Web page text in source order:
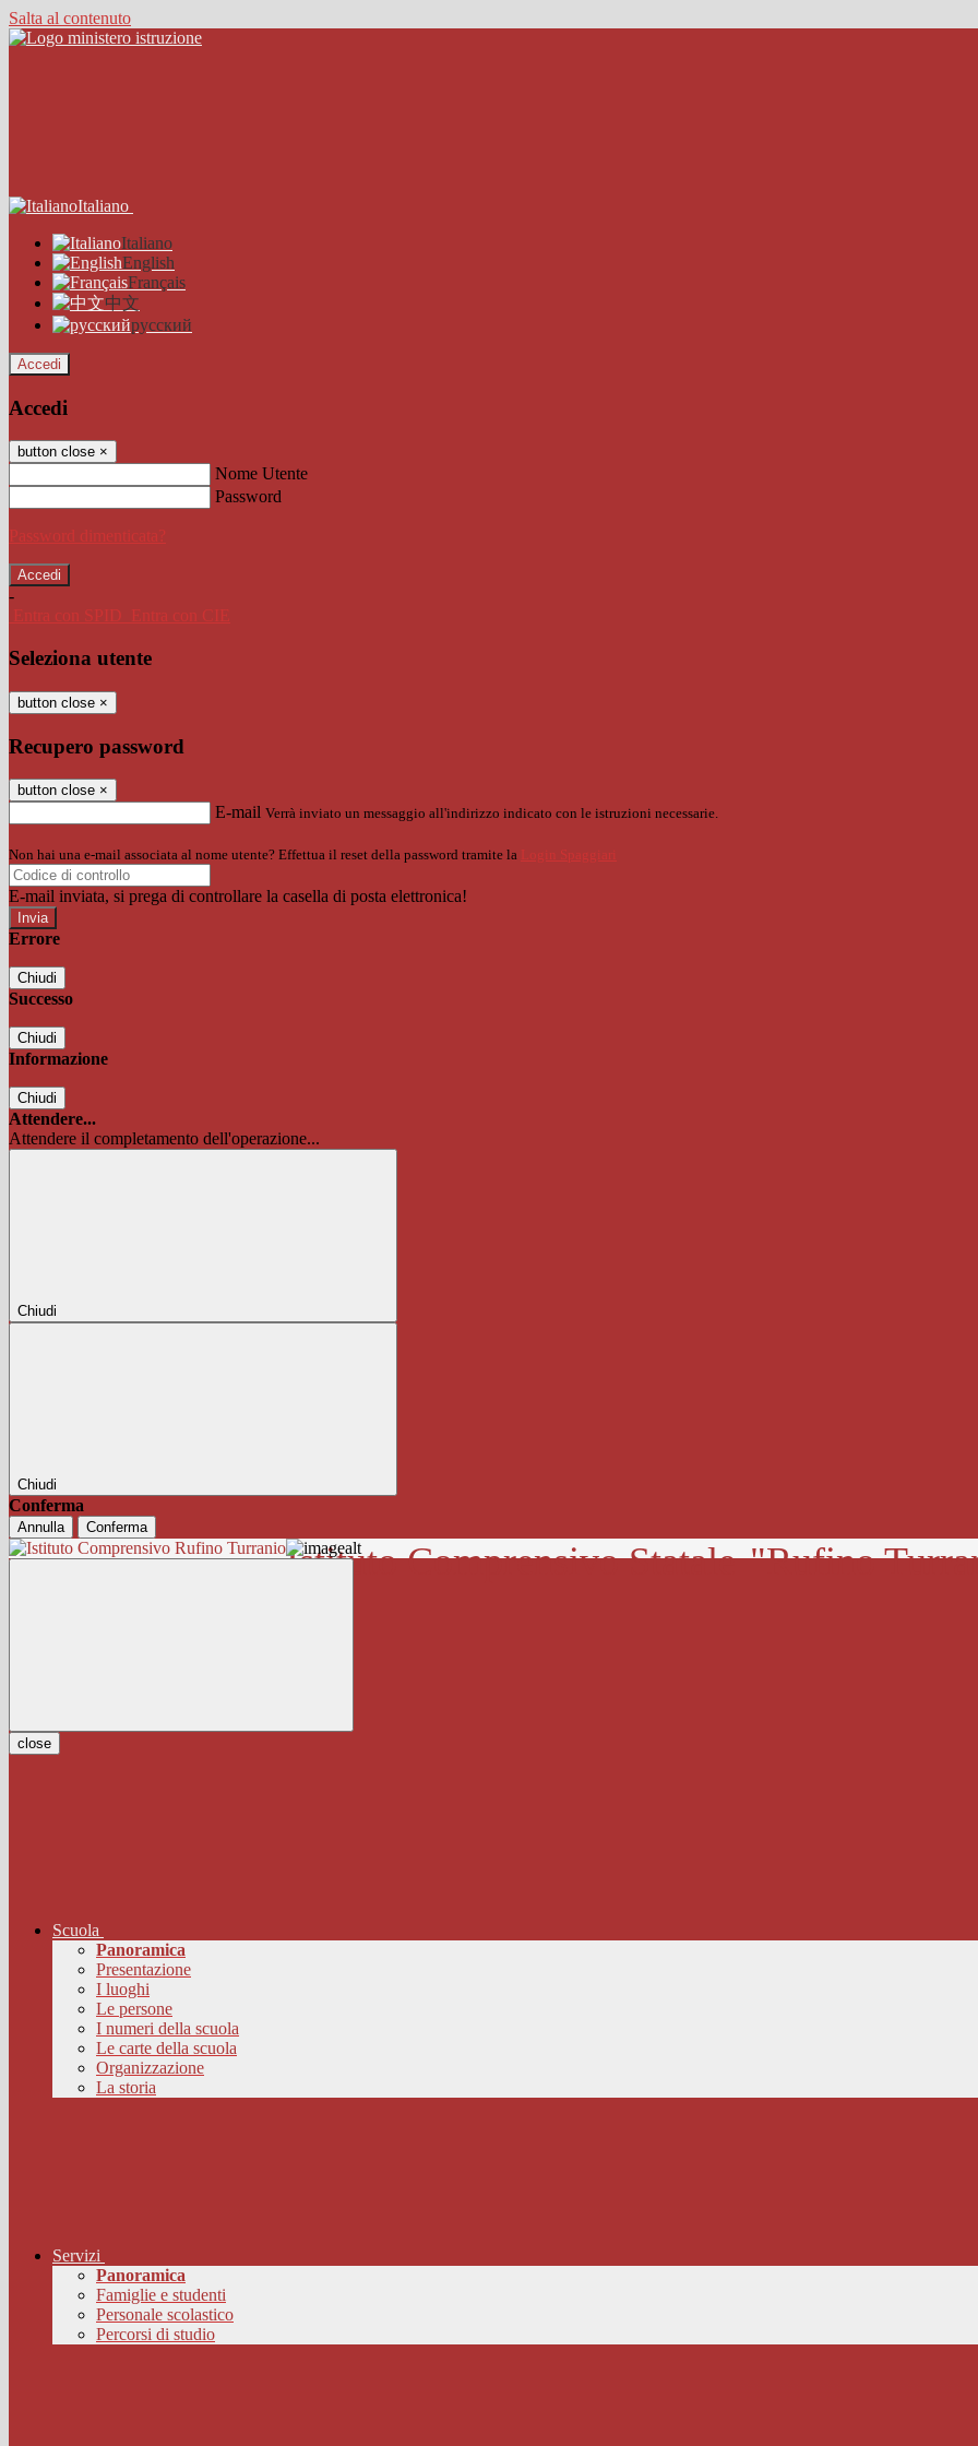
Salta al contenuto
Italiano
Italiano
English
Français
中文
русский
Accedi
Accedi
button close ×
Nome Utente
Password
Password dimenticata?
-
Entra con SPID
Entra con CIE
Seleziona utente
button close ×
Recupero password
button close ×
E-mail Verrà inviato un messaggio all'indirizzo indicato con le istruzioni necessarie.
Non hai una e-mail associata al nome utente? Effettua il reset della password tramite la Login Spaggiari
E-mail inviata, si prega di controllare la casella di posta elettronica!
Errore
Chiudi
Successo
Chiudi
Informazione
Chiudi
Attendere...
Attendere il completamento dell'operazione...
Chiudi
Chiudi
Conferma
Annulla Conferma
Istituto Comprensivo Statale"Rufino
close
Scuola
Panoramica
Presentazione
I luoghi
Le persone
I numeri della scuola
Le carte della scuola
Organizzazione
La storia
Servizi
Panoramica
Famiglie e studenti
Personale scolastico
Percorsi di studio